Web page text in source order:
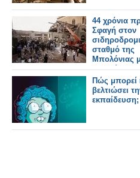
44 χρόνια
Σφαγή στον
σταθμό της
Μπολόνιας
νεκρούς
Πώς μπορεί
βελτιώσει
εκπαίδευση;